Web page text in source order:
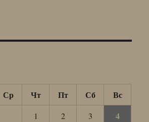
Ср Чт Пт Сб Вс
1 2 3
4